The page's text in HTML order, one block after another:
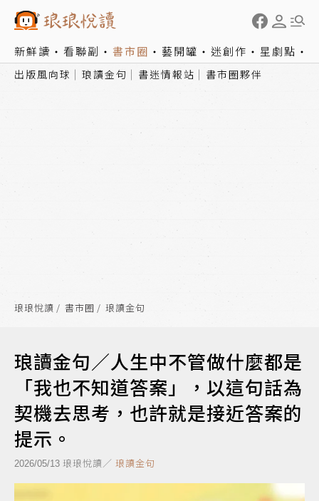
新鮮讀 看聯副 書市圈 藝開罐 迷創作 星劇點
出版風向球 琅讀金句 書迷情報站 書市圈夥伴
琅琅悅讀 書市圈 琅讀金句
琅讀金句／人生中不管做什麼都是
「我也不知道答案」，以這句話為
契機去思考，也許就是接近答案的
提示。
2026/05/13 琅琅悅讀／ 琅讀金句